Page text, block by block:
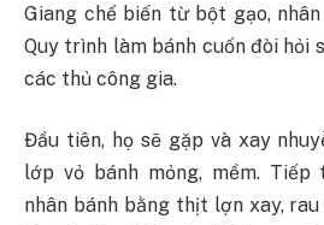
Giang chế biến từ bột gạo,
Quy trình làm bánh cuốn đòi hỏi
các thủ công gia.
Đầu tiên, họ sẽ gặp và xay
lớp vỏ bánh mỏng, mềm. Tiếp
nhân bánh bằng thịt lợn xay, rau